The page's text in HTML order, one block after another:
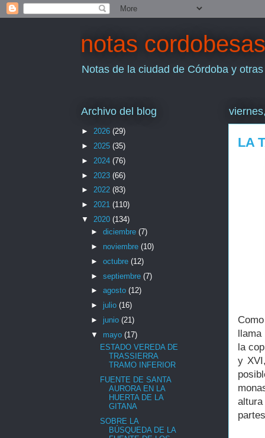
notas cordobesas
Notas de la ciudad de Córdoba y
LA
la
y
Archivo del blog
► 2026 (29)
► 2025 (35)
► 2024 (76)
► 2023 (66)
► 2022 (83)
► 2021 (110)
▼ 2020 (134)
► diciembre (7)
► noviembre (10)
► octubre (12)
► septiembre (7)
► agosto (12)
► julio (16)
► junio (21)
▼ mayo (17)
ESTADO VEREDA DE
TRASSIERRA
TRAMO INFERIOR
FUENTE DE SANTA
AURORA EN LA
HUERTA DE LA
GITANA
SOBRE LA
BÚSQUEDA DE LA